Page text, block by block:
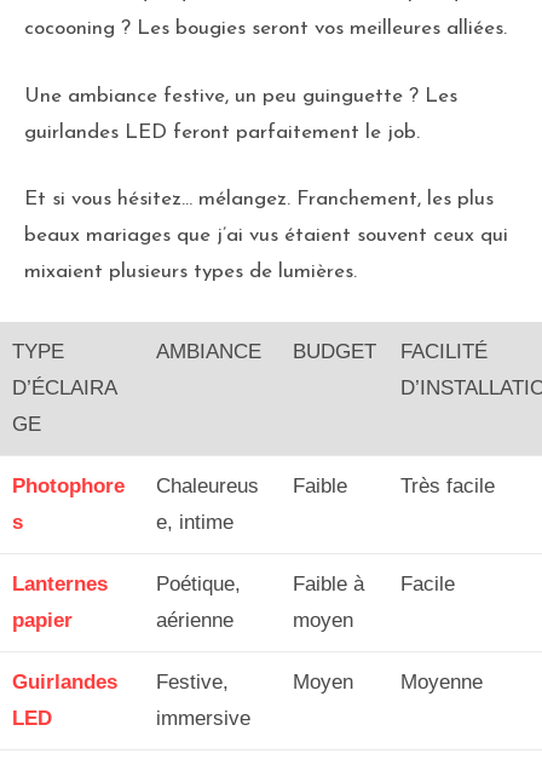
cocooning ? Les bougies seront vos meilleures alliées.
Une ambiance festive, un peu guinguette ? Les
guirlandes LED feront parfaitement le job.
Et si vous hésitez… mélangez. Franchement, les plus
beaux mariages que j’ai vus étaient souvent ceux qui
mixaient plusieurs types de lumières.
TYPE
D’ÉCLAIRA
GE
AMBIANCE BUDGET
FACILITÉ
Photophore
s
Chaleureus
e, intime
Faible Très facile
Lanternes
papier
Poétique,
aérienne
Faible à
moyen
Facile
Guirlandes
LED
Festive,
immersive
Moyen Moyenne